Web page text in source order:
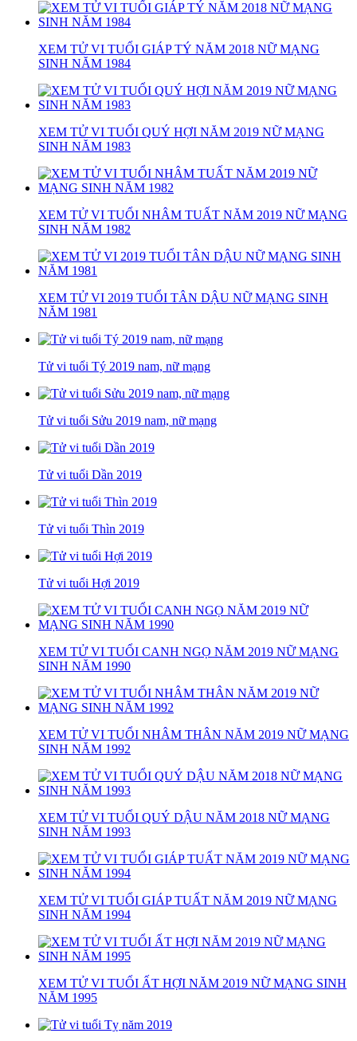
XEM TỬ VI TUỔI GIÁP TÝ NĂM 2018 NỮ MẠNG
SINH NĂM 1984
XEM TỬ VI TUỔI QUÝ HỢI NĂM 2019 NỮ MẠNG
SINH NĂM 1983
XEM TỬ VI TUỔI NHÂM TUẤT NĂM 2019 NỮ MẠNG
SINH NĂM 1982
XEM TỬ VI 2019 TUỔI TÂN DẬU NỮ MẠNG SINH
NĂM 1981
Tử vi tuổi Tý 2019 nam, nữ mạng
Tử vi tuổi Sửu 2019 nam, nữ mạng
Tử vi tuổi Dần 2019
Tử vi tuổi Thìn 2019
Tử vi tuổi Hợi 2019
XEM TỬ VI TUỔI CANH NGỌ NĂM 2019 NỮ MẠNG
SINH NĂM 1990
XEM TỬ VI TUỔI NHÂM THÂN NĂM 2019 NỮ MẠNG
SINH NĂM 1992
XEM TỬ VI TUỔI QUÝ DẬU NĂM 2018 NỮ MẠNG
SINH NĂM 1993
XEM TỬ VI TUỔI GIÁP TUẤT NĂM 2019 NỮ MẠNG
SINH NĂM 1994
XEM TỬ VI TUỔI ẤT HỢI NĂM 2019 NỮ MẠNG SINH
NĂM 1995